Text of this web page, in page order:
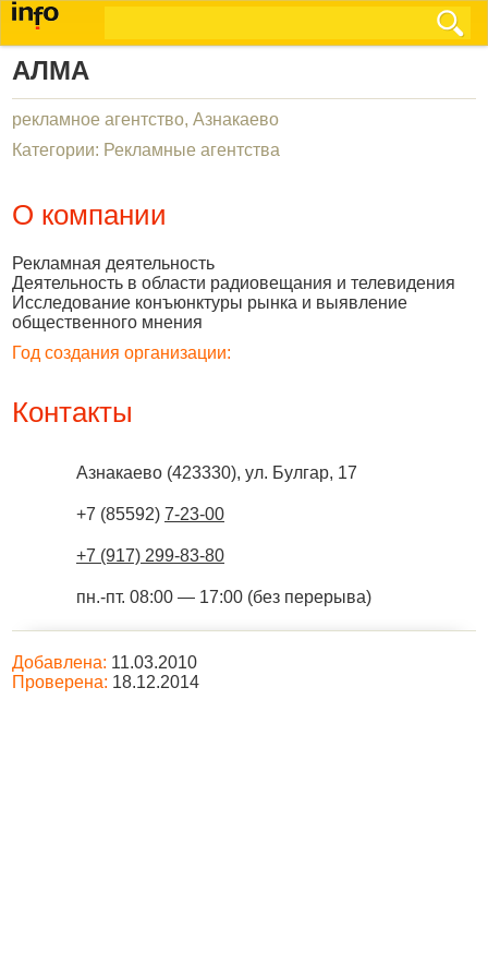
АЛМА
рекламное агентство, Азнакаево
Категории: Рекламные агентства
О компании
Рекламная деятельность
Деятельность в области радиовещания и телевидения
Исследование конъюнктуры рынка и выявление
общественного мнения
Год создания организации:
Контакты
Азнакаево (423330), ул. Булгар, 17
+7 (85592) 7-23-00
+7 (917) 299-83-80
пн.-пт. 08:00 — 17:00 (без перерыва)
Добавлена: 11.03.2010
Проверена: 18.12.2014